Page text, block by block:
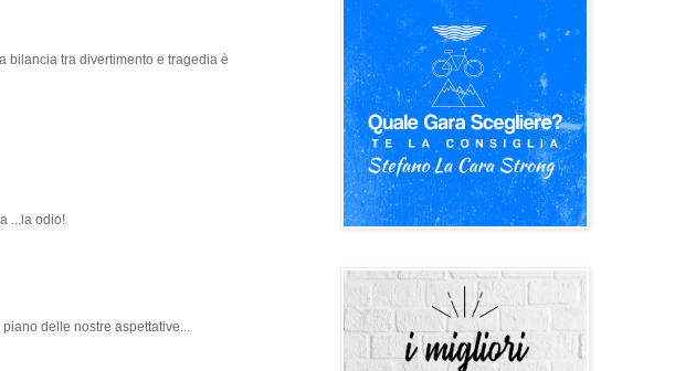
bilancia tra divertimento e tragedia è
...la odio!
delle nostre aspettative...